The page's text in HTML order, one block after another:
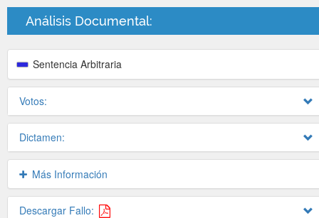
Análisis Documental:
Sentencia Arbitraria
Votos:
Dictamen:
Más Información
Descargar Fallo: